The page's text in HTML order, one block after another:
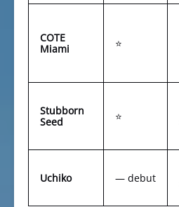
COTE
Miami
⭐
Stubborn
Seed
⭐
Uchiko — debut